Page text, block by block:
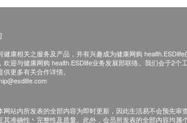
健康相关之服务及产品，并有兴趣成为健康网购 health.ESDlife
欢迎与健康网购 health.ESDlife业务发展部联络。我们会于2个
更多有关合作详情。
网站内所发表的全部内容为即时更新，因此生活易不会预先审
其准确性丶完整性及质量。此外，会员所发表的全部内容均属